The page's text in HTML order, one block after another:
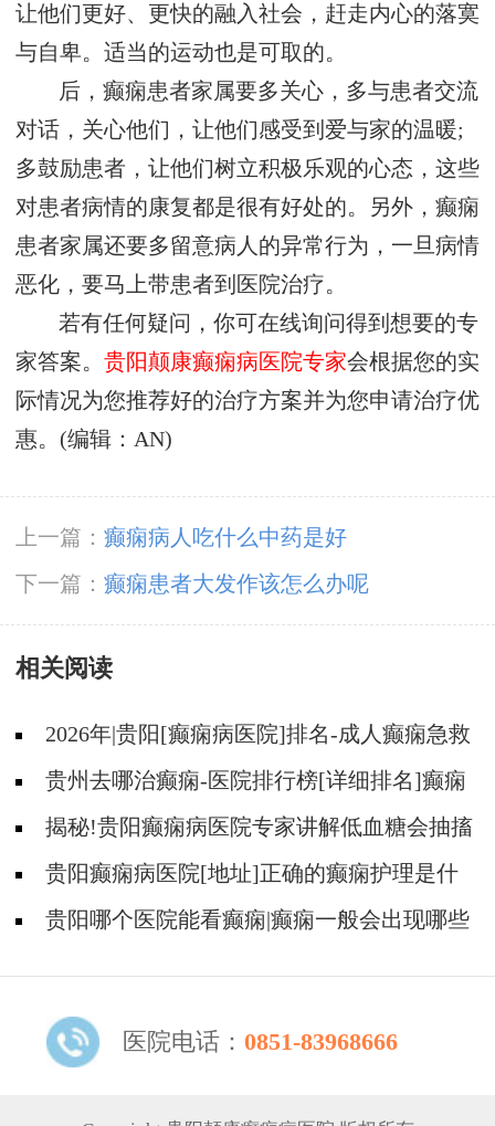
让他们更好、更快的融入社会，赶走内心的落寞
与自卑。适当的运动也是可取的。
后，癫痫患者家属要多关心，多与患者交流
对话，关心他们，让他们感受到爱与家的温暖;
多鼓励患者，让他们树立积极乐观的心态，这些
对患者病情的康复都是很有好处的。另外，癫痫
患者家属还要多留意病人的异常行为，一旦病情
恶化，要马上带患者到医院治疗。
若有任何疑问，你可在线询问得到想要的专
家答案。 贵阳颠康癫痫病医院专家会根据您的实
际情况为您推荐好的治疗方案并为您申请治疗优
惠。(编辑：AN)
上一篇： 癫痫病人吃什么中药是好
下一篇： 癫痫患者大发作该怎么办呢
相关阅读
2026年|贵阳[癫痫病医院]排名-成人癫痫急救
措施护理
贵州去哪治癫痫-医院排行榜[详细排名]癫痫
病人可以吃什么食物?
揭秘!贵阳癫痫病医院专家讲解低血糖会抽搐
吗?贵阳癫痫病医院[地址]正确的癫痫护理是什
么?贵阳哪个医院能看癫痫|癫痫一般会出现哪些
医院电话： 0851-83968666